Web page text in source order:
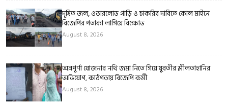
দূষিত জল, ওভারলোড গাড়ি ও চাকরির দাবিতে কোল মাইনে
বিজেপির পতাকা লাগিয়ে বিক্ষোভ
August 8, 2026
অন্নপূর্ণা যোজনার নথি জমা নিতে গিয়ে যুবতীর শ্লীলতাহানির
অভিযোগ, কাঠগড়ায় বিজেপি কর্মী
August 8, 2026